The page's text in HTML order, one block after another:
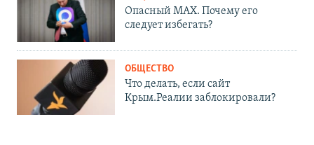
Опасный MAX. Почему его
следует избегать?
ОБЩЕСТВО
Что делать, если сайт
Крым.Реалии заблокировали?